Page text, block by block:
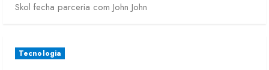
Skol fecha parceria com John John
Tecnologia